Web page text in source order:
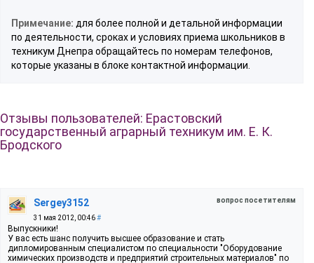
Примечание: для более полной и детальной информации
по деятельности, сроках и условиях приема школьников в
техникум Днепра обращайтесь по номерам телефонов,
которые указаны в блоке контактной информации.
Отзывы пользователей: Ерастовский
государственный аграрный техникум им. Е. К.
Бродского
вопрос посетителям
Sergey3152
31 мая 2012, 00:46#
Выпускники!
У вас есть шанс получить высшее образование и стать
дипломированным специалистом по специальности "Оборудование
химических производств и предприятий строительных материалов" по